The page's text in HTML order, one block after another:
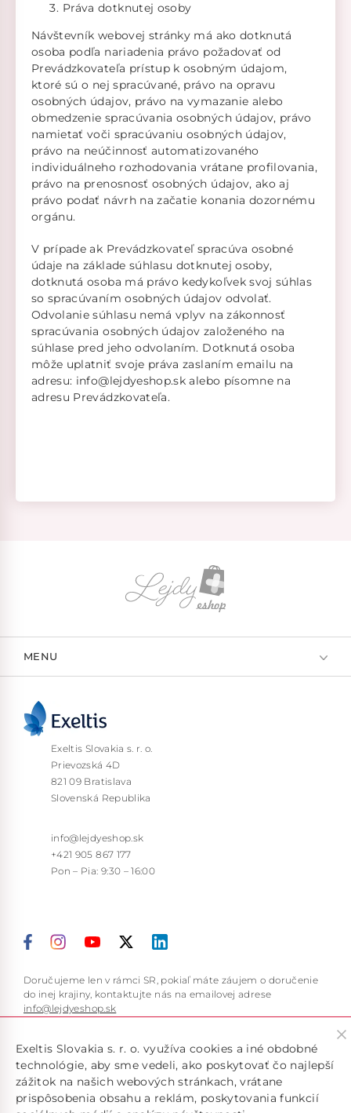
Práva dotknutej osoby
Návštevník webovej stránky má ako dotknutá
osoba podľa nariadenia právo požadovať od
Prevádzkovateľa prístup k osobným údajom,
ktoré sú o nej spracúvané, právo na opravu
osobných údajov, právo na vymazanie alebo
obmedzenie spracúvania osobných údajov, právo
namietať voči spracúvaniu osobných údajov,
právo na neúčinnosť automatizovaného
individuálneho rozhodovania vrátane profilovania,
právo na prenosnosť osobných údajov, ako aj
právo podať návrh na začatie konania dozornému
orgánu.
V prípade ak Prevádzkovateľ spracúva osobné
údaje na základe súhlasu dotknutej osoby,
dotknutá osoba má právo kedykoľvek svoj súhlas
so spracúvaním osobných údajov odvolať.
Odvolanie súhlasu nemá vplyv na zákonnosť
spracúvania osobných údajov založeného na
súhlase pred jeho odvolaním. Dotknutá osoba
môže uplatniť svoje práva zaslaním emailu na
adresu: info@lejdyeshop.sk alebo písomne na
adresu Prevádzkovateľa.
MENU
Exeltis Slovakia s. r. o.
Prievozská 4D
821 09 Bratislava
Slovenská Republika
info@lejdyeshop.sk
+421 905 867 177
Pon – Pia: 9:30 – 16:00
Doručujeme len v rámci SR, pokiaľ máte záujem o doručenie
do inej krajiny, kontaktujte nás na emailovej adrese
info@lejdyeshop.sk
2026 Exeltis Slovakia s. r. o. All rights reserved.
Upraviť nastavenia Cookies
Exeltis Slovakia s. r. o. využíva cookies a iné obdobné
technológie, aby sme vedeli, ako poskytovať čo najlepší
zážitok na našich webových stránkach, vrátane
prispôsobenia obsahu a reklám, poskytovania funkcií